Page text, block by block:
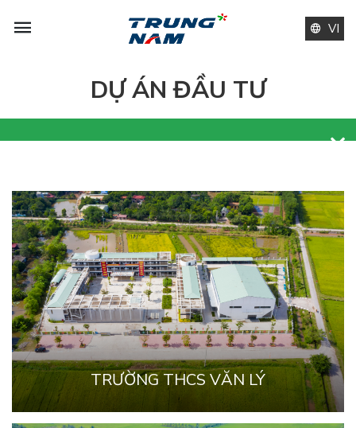
VI
DỰ ÁN ĐẦU TƯ
TRƯỜNG THCS VĂN LÝ